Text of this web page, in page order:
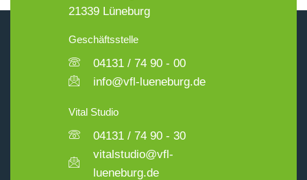
21339 Lüneburg
Geschäftsstelle
04131 / 74 90 - 00
info@vfl-lueneburg.de
Vital Studio
04131 / 74 90 - 30
vitalstudio@vfl-
lueneburg.de